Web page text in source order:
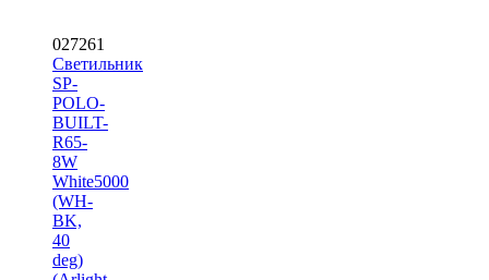
027261
Светильник
SP-
POLO-
BUILT-
R65-
8W
White5000
(WH-
BK,
40
deg)